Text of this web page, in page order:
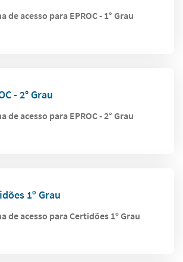
de acesso para EPROC - 1° Grau
- 2° Grau
de acesso para EPROC - 2° Grau
1º Grau
de acesso para Certidões 1º Grau